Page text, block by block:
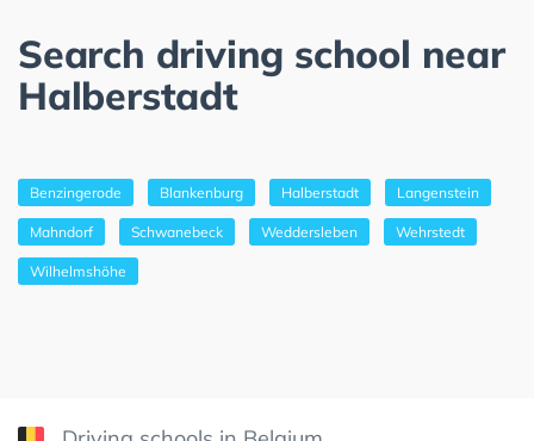
Search driving school near
Halberstadt
Benzingerode Blankenburg Halberstadt Langenstein
Mahndorf Schwanebeck Weddersleben Wehrstedt
Wilhelmshöhe